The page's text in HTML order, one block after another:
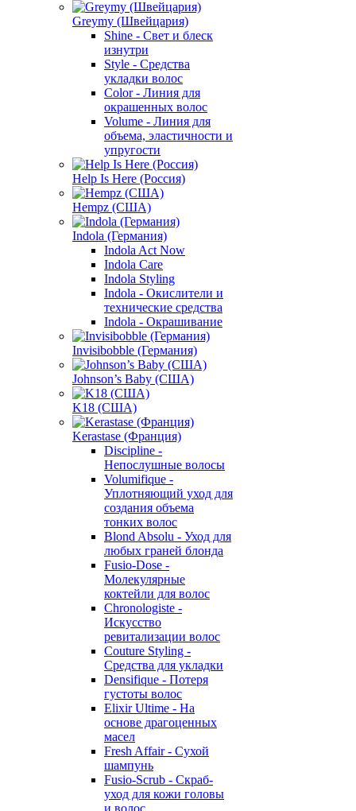
Greymy (Швейцария)
Shine - Свет и блеск
изнутри
Style - Средства
укладки волос
Color - Линия для
окрашенных волос
Volume - Линия для
объема, эластичности и
упругости
Help Is Here (Россия)
Hempz (США)
Indola (Германия)
Indola Act Now
Indola Care
Indola Styling
Indola - Окислители и
технические средства
Indola - Окрашивание
Invisibobble (Германия)
Johnson’s Baby (США)
K18 (США)
Kerastase (Франция)
Discipline -
Непослушные волосы
Volumifique -
Уплотняющий уход для
создания объема
тонких волос
Blond Absolu - Уход для
любых граней блонда
Fusio-Dose -
Молекулярные
коктейли для волос
Chronologiste -
Искусство
ревитализации волос
Couture Styling -
Средства для укладки
Densifique - Потеря
густоты волос
Elixir Ultime - На
основе драгоценных
масел
Fresh Affair - Сухой
шампунь
Fusio-Scrub - Скраб-
уход для кожи головы
и волос